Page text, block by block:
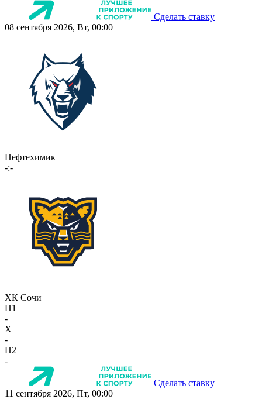
Сделать ставку
08 сентября 2026, Вт, 00:00
Нефтехимик
-:-
ХК Сочи
П1
-
X
-
П2
-
Сделать ставку
11 сентября 2026, Пт, 00:00